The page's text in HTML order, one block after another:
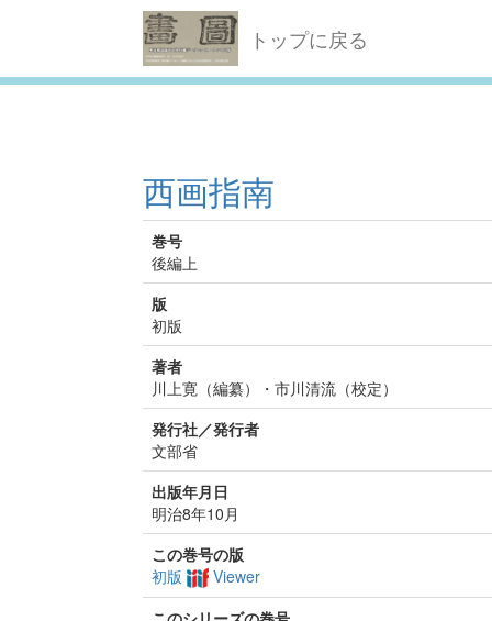
トップに戻る
西画指南
巻号
後編上
版
初版
著者
川上寛（編纂）・市川清流（校定）
発行社／発行者
文部省
出版年月日
明治8年10月
この巻号の版
初版
Viewer